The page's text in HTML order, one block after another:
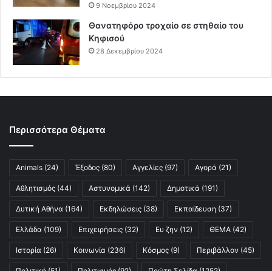
9 Νοεμβρίου 2024
Θανατηφόρο τροχαίο σε στηθαίο του
Κηφισού
28 Δεκεμβρίου 2024
Περισσότερα Θέματα
Animals (24) Έξοδος (80) Αγγελίες (97) Αγορά (21)
Αθλητισμός (44) Αστυνομικά (142) Δημοτικά (191)
Δυτική Αθήνα (164) Εκδηλώσεις (38) Εκπαίδευση (37)
Ελλάδα (109) Επιχειρήσεις (32) Ευ ζην (12) ΘΕΜΑ (42)
Ιστορία (26) Κοινωνία (236) Κόσμος (9) Περιβάλλον (45)